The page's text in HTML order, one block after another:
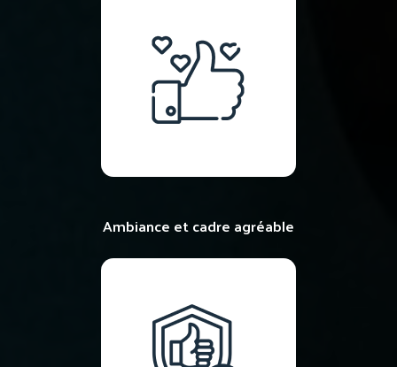
Ambiance et cadre agréable